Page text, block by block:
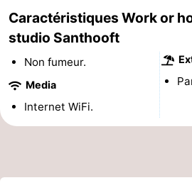
Voir
faire
Lieux
d'intérêt
-
Caractéristiques Work or
studio Santhooft
Non fumeur.
Media
Internet WiFi.